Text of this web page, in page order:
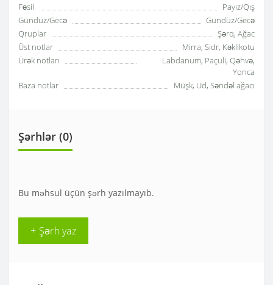
Fəsil
Payız/Qış
Gündüz/Gecə
Gündüz/Gecə
Qruplar
Şərq, Ağac
Üst notlar
Mirra, Sidr, Kəklikotu
Ürək notları
Labdanum, Paçuli, Qəhvə,
Yonca
Baza notlar
Müşk, Ud, Səndəl ağacı
Şərhlər (0)
Bu məhsul üçün şərh yazılmayıb.
+ Şərh yaz